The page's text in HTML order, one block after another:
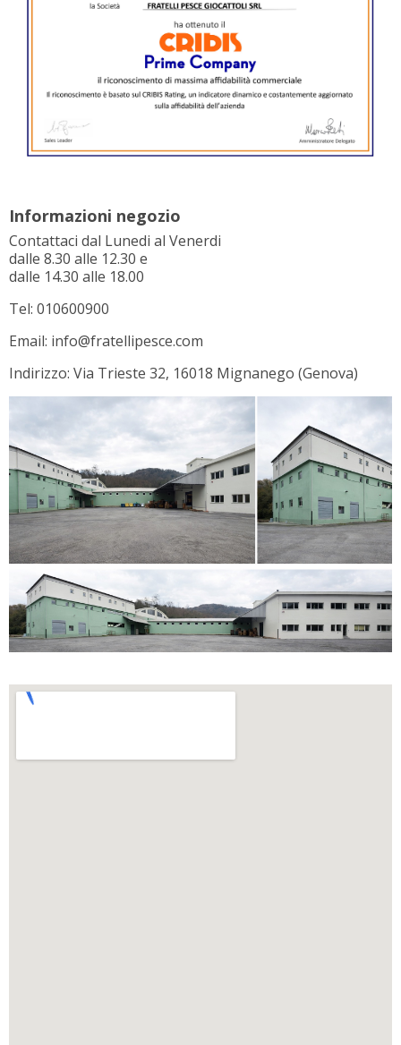
Informazioni negozio
Contattaci dal Lunedi al Venerdi
dalle 8.30 alle 12.30 e
dalle 14.30 alle 18.00
Tel: 010600900
Email: info@fratellipesce.com
Indirizzo: Via Trieste 32, 16018 Mignanego (Genova)